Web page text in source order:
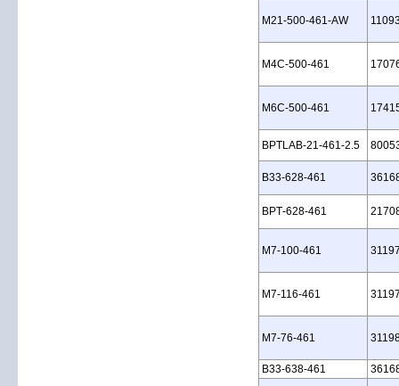
M21‑500‑461‑AW
M4C‑500‑461
M6C‑500‑461
BPTLAB‑21‑461‑2.5
B33‑628‑461
BPT‑628‑461
M7‑100‑461
M7‑116‑461
M7‑76‑461
B33‑638‑461